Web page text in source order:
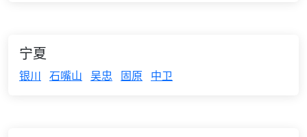
宁夏
银川 石嘴山 吴忠 固原 中卫